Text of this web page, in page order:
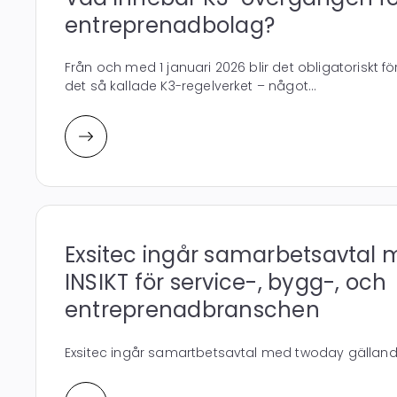
entreprenadbolag?
Från och med 1 januari 2026 blir det obligatoriskt
det så kallade K3-regelverket – något...
Exsitec ingår samarbetsavtal
INSIKT för service-, bygg-, och
entreprenadbranschen
Exsitec ingår samartbetsavtal med twoday